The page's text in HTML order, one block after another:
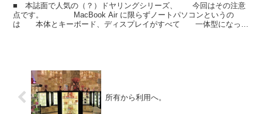
■ 本誌面で人気の（？）ドヤリングシリーズ、 今回はその注意
点です。 MacBook Air に限らずノートパソコンというの
は 本体とキーボード、ディスプレイがすべて 一体型になって
所有から利用へ。